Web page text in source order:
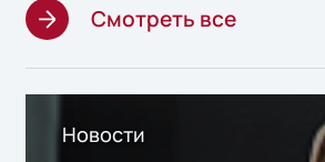
Смотреть все
Новости